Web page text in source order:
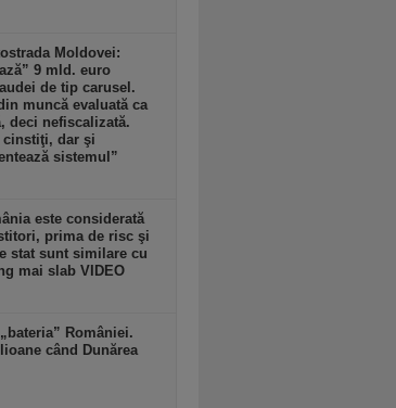
Moldovei:
9 mld. euro
de tip carusel.
muncă evaluată ca
deci nefiscalizată.
cinstiţi, dar şi
sistemul”
este considerată
prima de risc şi
stat sunt similare cu
mai slab VIDEO
României.
când Dunărea